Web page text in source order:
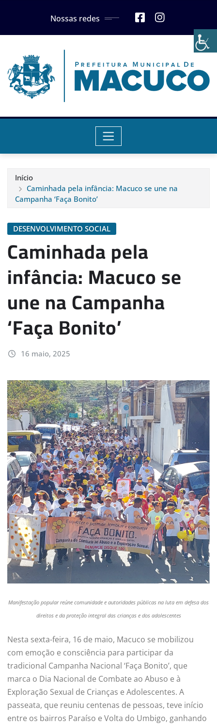
Nossas redes
Início
Caminhada pela infância: Macuco se une na
Campanha ‘Faça Bonito’
DESENVOLVIMENTO SOCIAL
Caminhada pela
infância: Macuco se
une na Campanha
‘Faça Bonito’
16 maio, 2025
Manifestação popular reúne comunidade e autoridades públicas na luta em defesa dos
direitos e da proteção integral das crianças e dos adolescentes
Nesta sexta-feira, 16 de maio, Macuco se mobilizou
com emoção e consciência para participar da
tradicional Campanha Nacional ‘Faça Bonito’, que
marca o Dia Nacional de Combate ao Abuso e à
Exploração Sexual de Crianças e Adolescentes. A
passeata, que reuniu centenas de pessoas, teve início
entre os bairros Paraíso e Volta do Umbigo, ganhando